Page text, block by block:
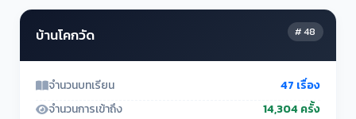
# 48
บ้านโคกวัด
จำนวนบทเรียน
47 เรื่อง
จำนวนการเข้าถึง
14,304 ครั้ง